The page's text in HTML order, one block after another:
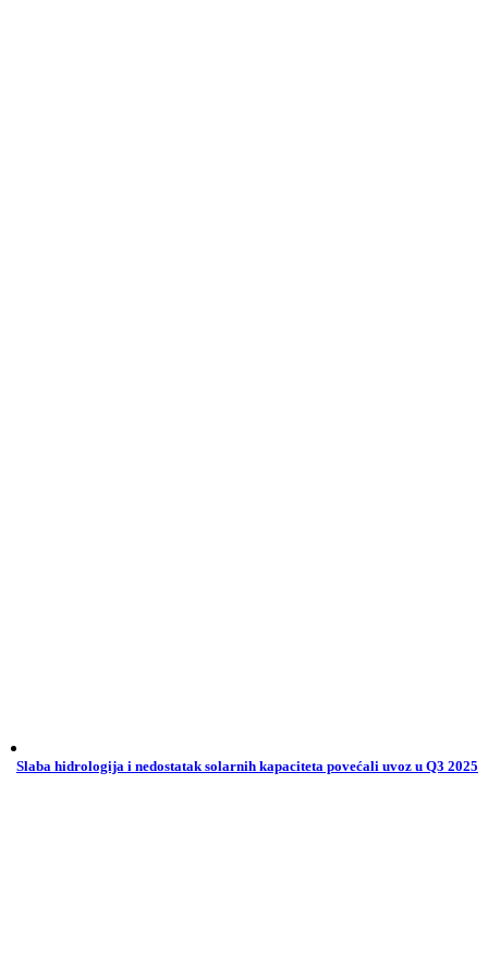
Slaba hidrologija i nedostatak solarnih kapaciteta povećali uvoz u Q3 2025